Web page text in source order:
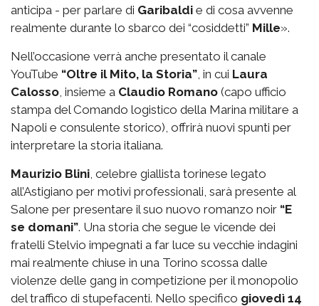
anticipa - per parlare di Garibaldi e di cosa avvenne
realmente durante lo sbarco dei “cosiddetti” Mille».
Nell’occasione verrà anche presentato il canale
YouTube “Oltre il Mito, la Storia” , in cui Laura
Calosso , insieme a Claudio Romano (capo ufficio
stampa del Comando logistico della Marina militare a
Napoli e consulente storico), offrirà nuovi spunti per
interpretare la storia italiana.
Maurizio Blini , celebre giallista torinese legato
all’Astigiano per motivi professionali, sarà presente al
Salone per presentare il suo nuovo romanzo noir “E
se domani”. Una storia che segue le vicende dei
fratelli Stelvio impegnati a far luce su vecchie indagini
mai realmente chiuse in una Torino scossa dalle
violenze delle gang in competizione per il monopolio
del traffico di stupefacenti. Nello specifico giovedì 14